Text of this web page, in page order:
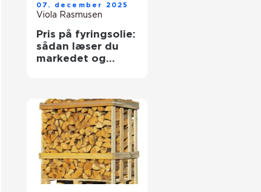
07. december 2025
Viola Rasmusen
Pris på fyringsolie:
sådan læser du
markedet og